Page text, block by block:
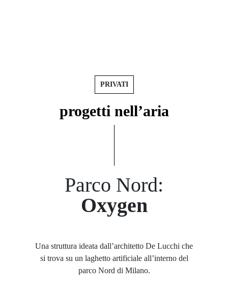
PRIVATI
progetti nell’aria
Parco Nord:
Oxygen
Una struttura ideata dall’architetto De Lucchi che
si trova su un laghetto artificiale all’interno del
parco Nord di Milano.